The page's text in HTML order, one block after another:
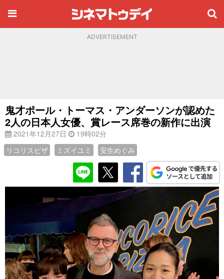
ADVERTISEMENT
鬼才ポール・トーマス・アンダーソンが認めた
2人の日本人女優、賞レース席巻の新作に出演
2021年12月27日
19時02分
リコリスピザ
ミズイユミ 安生めぐみ